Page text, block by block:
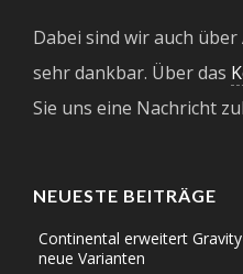
Dabei sind wir auch
sehr dankbar. Über das
Sie uns eine Nachricht
NEUESTE BEITRÄGE
Continental erweitert
neue Varianten